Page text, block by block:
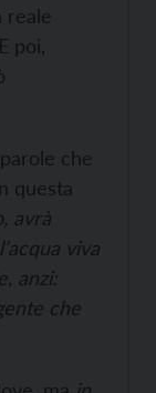
reale
poi,
che
questa
avrà
viva
anzi:
che